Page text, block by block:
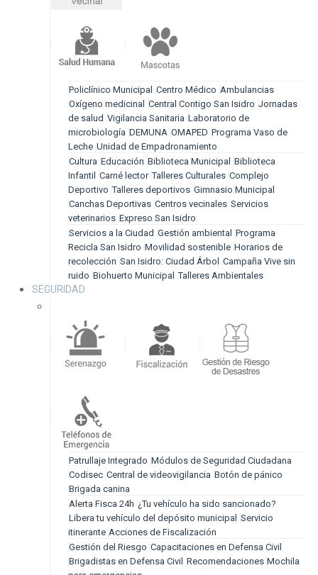
Policlínico Municipal Centro Médico Ambulancias
Oxígeno medicinal Central Contigo San Isidro Jornadas
de salud Vigilancia Sanitaria Laboratorio de
microbiología DEMUNA OMAPED Programa Vaso de
Leche Unidad de Empadronamiento
Cultura Educación Biblioteca Municipal Biblioteca
Infantil Carné lector Talleres Culturales Complejo
Deportivo Talleres deportivos Gimnasio Municipal
Canchas Deportivas Centros vecinales Servicios
veterinarios Expreso San Isidro
Servicios a la Ciudad Gestión ambiental Programa
Recicla San Isidro Movilidad sostenible Horarios de
recolección San Isidro: Ciudad Árbol Campaña Vive sin
ruido Biohuerto Municipal Talleres Ambientales
SEGURIDAD
Patrullaje Integrado Módulos de Seguridad Ciudadana
Codisec Central de videovigilancia Botón de pánico
Brigada canina
Alerta Fisca 24h ¿Tu vehículo ha sido sancionado?
Libera tu vehículo del depósito municipal Servicio
itinerante Acciones de Fiscalización
Gestión del Riesgo Capacitaciones en Defensa Civil
Brigadistas en Defensa Civil Recomendaciones Mochila